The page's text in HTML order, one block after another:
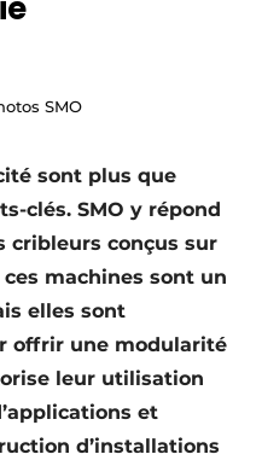
SMO
sont plus que
clés. SMO y répond
cribleurs conçus sur
machines sont un
elles sont
offrir une modularité
leur utilisation
et
d’installations